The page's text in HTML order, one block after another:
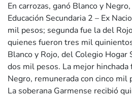
En carrozas, ganó Blanco y
Educación Secundaria 2 – Ex
mil pesos; segunda fue la del
quienes fueron tres mil
Blanco y Rojo, del Colegio Hogar
dos mil pesos. La mejor
Negro, remunerada con cinco mil
La soberana Garmense recibió